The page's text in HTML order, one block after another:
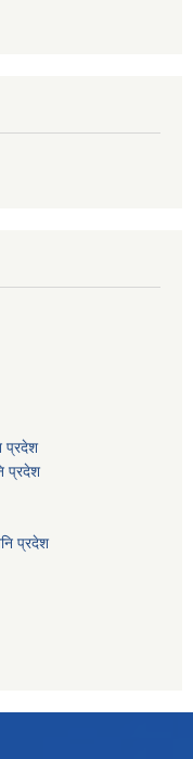
प्रदेश
प्रदेश
प्रदेश